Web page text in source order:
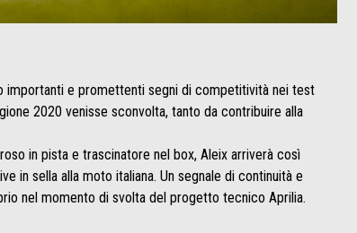
importanti e promettenti segni di competitività nei test
2020 venisse sconvolta, tanto da contribuire alla
in pista e trascinatore nel box, Aleix arriverà così
in sella alla moto italiana. Un segnale di continuità e
nel momento di svolta del progetto tecnico Aprilia.